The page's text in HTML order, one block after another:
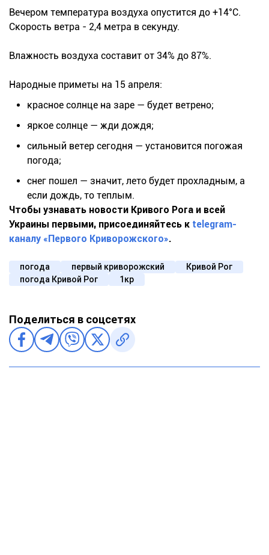
Вечером температура воздуха опустится до +14°C.
Скорость ветра - 2,4 метра в секунду.
Влажность воздуха составит от 34% до 87%.
Народные приметы на 15 апреля:
красное солнце на заре — будет ветрено;
яркое солнце — жди дождя;
сильный ветер сегодня — установится погожая
погода;
снег пошел — значит, лето будет прохладным, а
если дождь, то теплым.
Чтобы узнавать новости Кривого Рога и всей
Украины первыми, присоединяйтесь к telegram-
каналу «Первого Криворожского».
погода первый криворожский
Кривой Рог
погода Кривой Рог
1кр
Поделиться в соцсетях